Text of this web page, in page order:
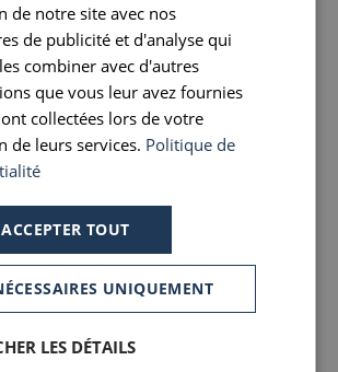
de notre site avec nos
de publicité et d'analyse qui
combiner avec d'autres
que vous leur avez fournies
collectées lors de votre
de leurs services. Politique de
ACCEPTER TOUT
UNIQUEMENT
LES DÉTAILS